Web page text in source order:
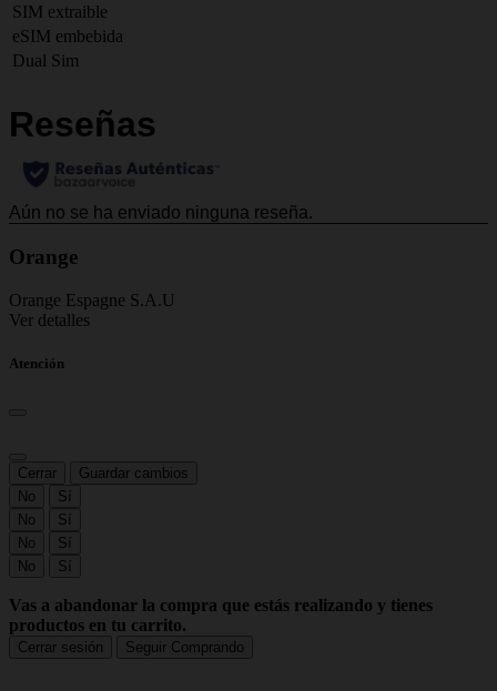
SIM extraible
eSIM embebida
Dual Sim
Orange
Orange Espagne S.A.U
Ver detalles
Atención
Cerrar
Guardar cambios
No
Sí
No
Sí
No
Sí
No
Sí
Vas a abandonar la compra que estás realizando y tienes
productos en tu carrito.
Cerrar sesión Seguir Comprando